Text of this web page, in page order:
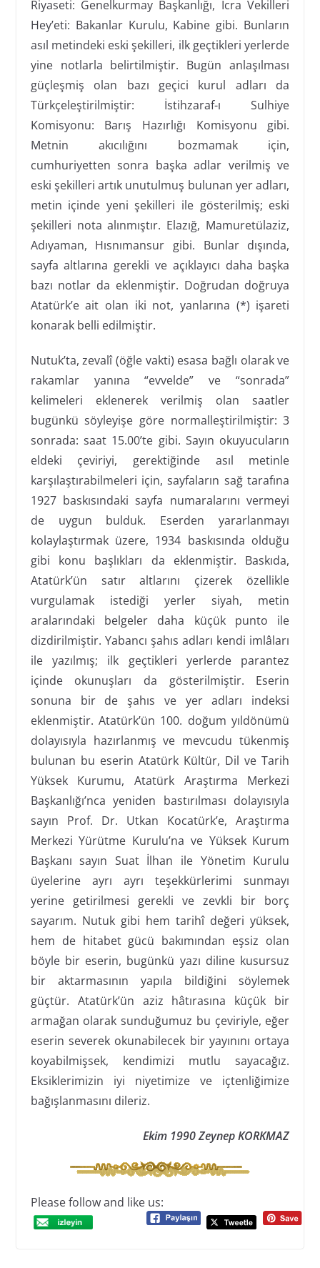
Riyaseti: Genelkurmay Başkanlığı, İcra Vekilleri
Hey’eti: Bakanlar Kurulu, Kabine gibi. Bunların
asıl metindeki eski şekilleri, ilk geçtikleri yerlerde
yine notlarla belirtilmiştir. Bugün anlaşılması
güçleşmiş olan bazı geçici kurul adları da
Türkçeleştirilmiştir: İstihzaraf-ı Sulhiye
Komisyonu: Barış Hazırlığı Komisyonu gibi.
Metnin akıcılığını bozmamak için,
cumhuriyetten sonra başka adlar verilmiş ve
eski şekilleri artık unutulmuş bulunan yer adları,
metin içinde yeni şekilleri ile gösterilmiş; eski
şekilleri nota alınmıştır. Elazığ, Mamuretülaziz,
Adıyaman, Hısnımansur gibi. Bunlar dışında,
sayfa altlarına gerekli ve açıklayıcı daha başka
bazı notlar da eklenmiştir. Doğrudan doğruya
Atatürk’e ait olan iki not, yanlarına (*) işareti
konarak belli edilmiştir.
Nutuk’ta, zevalî (öğle vakti) esasa bağlı olarak ve
rakamlar yanına “evvelde” ve “sonrada”
kelimeleri eklenerek verilmiş olan saatler
bugünkü söyleyişe göre normalleştirilmiştir: 3
sonrada: saat 15.00’te gibi. Sayın okuyucuların
eldeki çeviriyi, gerektiğinde asıl metinle
karşılaştırabilmeleri için, sayfaların sağ tarafına
1927 baskısındaki sayfa numaralarını vermeyi
de uygun bulduk. Eserden yararlanmayı
kolaylaştırmak üzere, 1934 baskısında olduğu
gibi konu başlıkları da eklenmiştir. Baskıda,
Atatürk’ün satır altlarını çizerek özellikle
vurgulamak istediği yerler siyah, metin
aralarındaki belgeler daha küçük punto ile
dizdirilmiştir. Yabancı şahıs adları kendi imlâları
ile yazılmış; ilk geçtikleri yerlerde parantez
içinde okunuşları da gösterilmiştir. Eserin
sonuna bir de şahıs ve yer adları indeksi
eklenmiştir. Atatürk’ün 100. doğum yıldönümü
dolayısıyla hazırlanmış ve mevcudu tükenmiş
bulunan bu eserin Atatürk Kültür, Dil ve Tarih
Yüksek Kurumu, Atatürk Araştırma Merkezi
Başkanlığı’nca yeniden bastırılması dolayısıyla
sayın Prof. Dr. Utkan Kocatürk’e, Araştırma
Merkezi Yürütme Kurulu’na ve Yüksek Kurum
Başkanı sayın Suat İlhan ile Yönetim Kurulu
üyelerine ayrı ayrı teşekkürlerimi sunmayı
yerine getirilmesi gerekli ve zevkli bir borç
sayarım. Nutuk gibi hem tarihî değeri yüksek,
hem de hitabet gücü bakımından eşsiz olan
böyle bir eserin, bugünkü yazı diline kusursuz
bir aktarmasının yapıla bildiğini söylemek
güçtür. Atatürk’ün aziz hâtırasına küçük bir
armağan olarak sunduğumuz bu çeviriyle, eğer
eserin severek okunabilecek bir yayınını ortaya
koyabilmişsek, kendimizi mutlu sayacağız.
Eksiklerimizin iyi niyetimize ve içtenliğimize
bağışlanmasını dileriz.
Ekim 1990 Zeynep KORKMAZ
Please follow and like us: